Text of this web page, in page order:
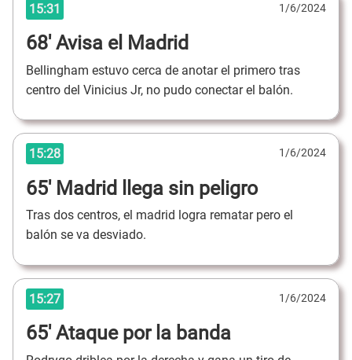
15:31 1/6/2024
68' Avisa el Madrid
Bellingham estuvo cerca de anotar el primero tras
centro del Vinicius Jr, no pudo conectar el balón.
15:28 1/6/2024
65' Madrid llega sin peligro
Tras dos centros, el madrid logra rematar pero el
balón se va desviado.
15:27 1/6/2024
65' Ataque por la banda